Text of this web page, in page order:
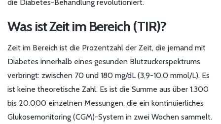
die Diabetes-Behandlung revolutioniert.
Was ist Zeit im Bereich (TIR)?
Zeit im Bereich ist die Prozentzahl der Zeit, die jemand mit
Diabetes innerhalb eines gesunden Blutzuckerspektrums
verbringt: zwischen 70 und 180 mg/dL (3,9-10,0 mmol/L). Es
ist keine theoretische Zahl. Es ist die Summe aus über 1.300
bis 20.000 einzelnen Messungen, die ein kontinuierliches
Glukosemonitoring (CGM)-System in zwei Wochen sammelt.